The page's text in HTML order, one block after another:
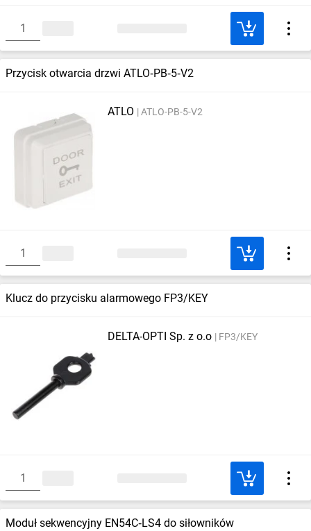
Przycisk otwarcia drzwi ATLO‑PB‑5‑V2
ATLO ATLO-PB-5-V2
Klucz do przycisku alarmowego FP3/KEY
DELTA-OPTI Sp. z o.o FP3/KEY
Moduł sekwencyjny EN54C‑LS4 do siłowników